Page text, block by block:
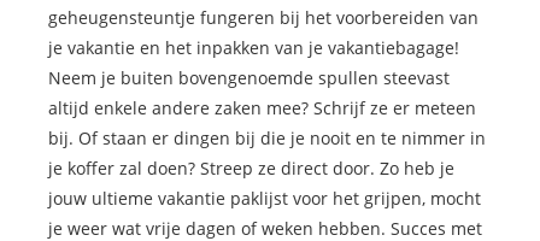
geheugensteuntje fungeren bij het voorbereiden van
je vakantie en het inpakken van je vakantiebagage!
Neem je buiten bovengenoemde spullen steevast
altijd enkele andere zaken mee? Schrijf ze er meteen
bij. Of staan er dingen bij die je nooit en te nimmer in
je koffer zal doen? Streep ze direct door. Zo heb je
jouw ultieme vakantie paklijst voor het grijpen, mocht
je weer wat vrije dagen of weken hebben. Succes met